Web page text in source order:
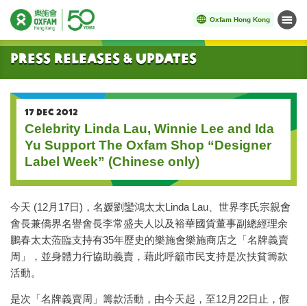
Oxfam Hong Kong Menu
Start main content
Press Releases & Updates
17 DEC 2012
Celebrity Linda Lau, Winnie Lee and Ida
Yu Support The Oxfam Shop “Designer
Label Week” (Chinese only)
今天 (12月17日)，名媛劉鑾鴻太太Linda Lau、世界李氏宗親會
會長兼僑界名譽會長李常盛夫人以及裕華國貨董事副總經理余
鵬春太太蒞臨支持有35年歷史的樂施會樂施商店之「名牌義賣
周」，並身體力行協助義賣，藉此呼籲市民支持是次扶貧籌款
活動。
是次「名牌義賣周」籌款活動，由今天起，至12月22日止，假